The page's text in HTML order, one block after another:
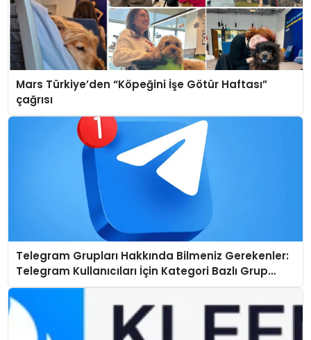
Mars Türkiye’den “Köpeğini İşe Götür Haftası”
çağrısı
Telegram Grupları Hakkında Bilmeniz Gerekenler:
Telegram Kullanıcıları İçin Kategori Bazlı Grup
Rehberi